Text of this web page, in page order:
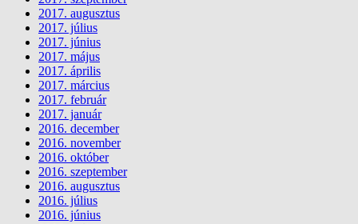
2017. augusztus
2017. július
2017. június
2017. május
2017. április
2017. március
2017. február
2017. január
2016. december
2016. november
2016. október
2016. szeptember
2016. augusztus
2016. július
2016. június